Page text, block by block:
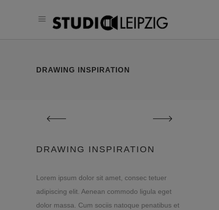
DRAWING INSPIRATION
DRAWING INSPIRATION
Lorem ipsum dolor sit amet, consec tetuer
adipiscing elit. Aenean commodo ligula eget
dolor massa. Cum sociis natoque penatibus et